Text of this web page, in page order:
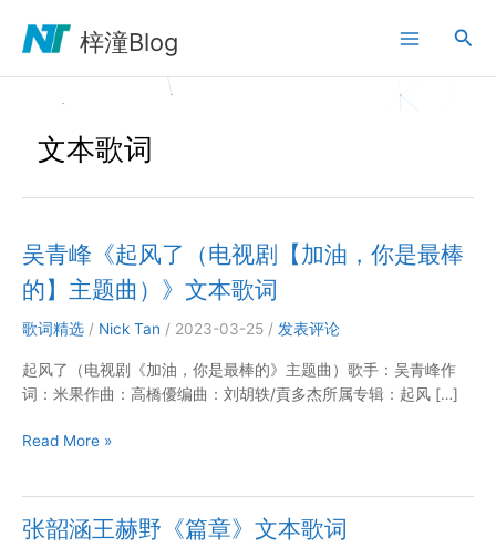
梓潼Blog
搜
文本歌词
吴青峰《起风了（电视剧【加油，你是最棒
的】主题曲）》文本歌词
歌词精选 / Nick Tan / 2023-03-25 / 发表评论
起风了（电视剧《加油，你是最棒的》主题曲）歌手：吴青峰作
词：米果作曲：高橋優编曲：刘胡轶/貢多杰所属专辑：起风 […]
吴
《起
风
Read More »
张韶涵王赫野《篇章》文本歌词